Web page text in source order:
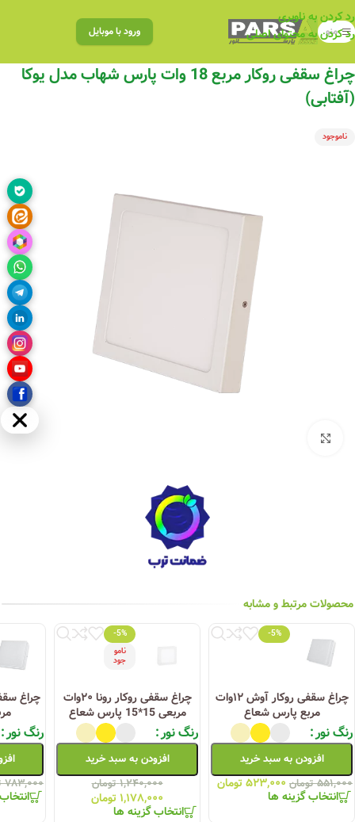
رد کردن به ناوبری
رد کردن به محتوای اصلی
منو ورود با موبایل
چراغ‌ سقفی روکار مربع 18 وات پارس شهاب مدل یوکا
(آفتابی)
ناموجود
محصولات مرتبط و مشابه
-5%
چراغ سقفی روکار آوش ۱۲وات
مربع پارس شعاع
رنگ نور
افزودن به سبد خرید
۵۵۱,۰۰۰ تومان ۵۲۳,۰۰۰تومان
انتخاب گزینه ها
-5%
نامو
جود
چراغ سقفی روکار رونا ۲۰وات
مربعی 15*15 پارس شعاع
رنگ نور
افزودن به سبد خرید
۱,۲۴۰,۰۰۰ تومان
۱,۱۷۸,۰۰۰ تومان
انتخاب گزینه ها
رنگ نور
۷۸۳,۰۰۰